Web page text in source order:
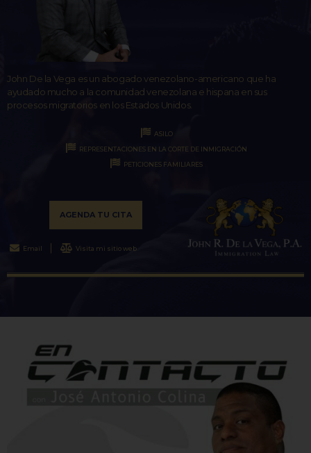
John De la Vega es un abogado venezolano-americano que ha
ayudado mucho a la comunidad venezolana e hispana en sus
procesos migratorios en los Estados Unidos.
ASILO
REPRESENTACIONES EN LA CORTE DE INMIGRACIÓN
PETICIONES FAMILIARES
AGENDA TU CITA
Email Visita mi sitio web